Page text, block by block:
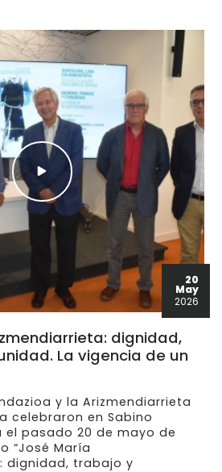
20
May
2026
dignidad,
La vigencia de un
y la Arizmendiarrieta
celebraron en Sabino
el pasado 20 de mayo de
“José María
dignidad, trabajo y